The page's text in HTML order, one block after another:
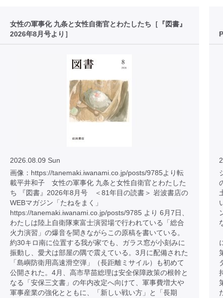
女性の軍事化 九条と女性自衛官とわたしたち［『図書』
2026年8月号より］
2026.08.09 Sun
画像：https://tanemaki.iwanami.co.jp/posts/9785より転
載平井和子 女性の軍事化 九条と女性自衛官とわたした
ち 『図書』2026年8月号 ＜81年目の読書＞ 岩波書店の
WEBマガジン「たねをまく」
https://tanemaki.iwanami.co.jp/posts/9785 より 6月7日、
わたしは陸上自衛隊東富士演習場で行われている「総合
火力演習」の爆音を聞きながらこの原稿を書いている。
約30キロ南に位置する我が家でも、ガラス窓が小刻みに
振動し、愛犬は部屋の隅で震えている。3月に配備された
「島嶼防衛用高速滑空弾」（長距離ミサイル）も初めて
公開された。4月、高市早苗総理は安全保障政策の根幹と
なる「安保三文書」の年内改定へ向けて、軍事費増大や
軍事産業の強化とともに、「新しい戦い方」と「長期